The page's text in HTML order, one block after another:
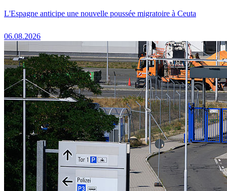
L'Espagne anticipe une nouvelle poussée migratoire à Ceuta
06.08.2026